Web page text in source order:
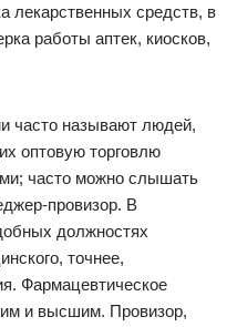
лекарственных средств, в
работы аптек, киосков,
часто называют людей,
оптовую торговлю
часто можно слышать
провизор. В
должностях
точнее,
Фармацевтическое
и высшим. Провизор,